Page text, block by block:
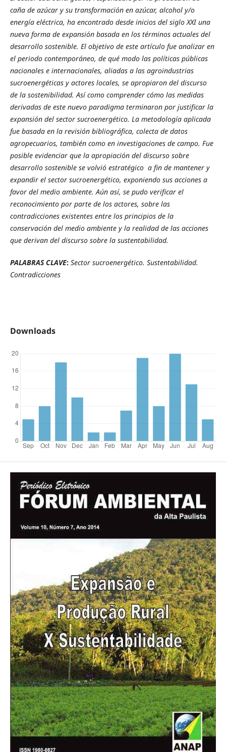
caña de azúcar y su transformación en azúcar, alcohol y/o
energía eléctrica, ha encontrado desde inicios del siglo XXI una
nueva forma de expansión basada en los términos actuales del
desarrollo sostenible. El objetivo de este artículo fue analizar en
el periodo contemporáneo, de qué modo las políticas públicas
nacionales e internacionales, aliadas a las agroindustrias
sucroenergéticas y actores locales, se apropiaron del discurso
de la sostenibilidad. Así como comprender cómo las medidas
derivadas de este nuevo paradigma terminaron por justificar la
expansión del sector sucroenergético. La metodología aplicada
fue basada en la revisión bibliográfica, colecta de datos
agropecuarios, también como en investigaciones de campo. Fue
posible evidenciar que la apropiación del discurso sobre
desarrollo sostenible se volvió estratégico a fin de mantener y
expandir el sector sucroenergético, exponiendo sus acciones a
favor del medio ambiente. Aún así, se pudo verificar el
reconocimiento por parte de los actores, sobre las
contradicciones existentes entre los principios de la
conservación del medio ambiente y la realidad de las acciones
que derivan del discurso sobre la sustentabilidad.
PALABRAS CLAVE: Sector sucroenergético. Sustentabilidad.
Contradicciones
Downloads